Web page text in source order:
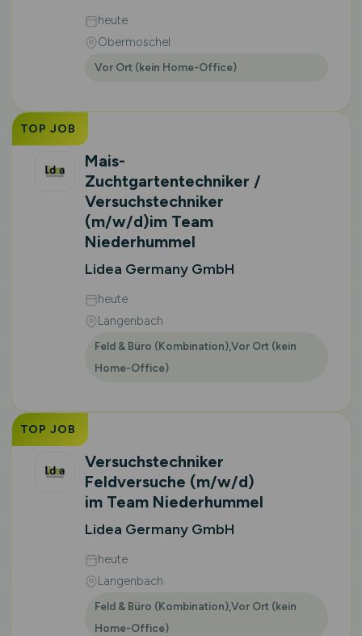
heute
Obermoschel
Vor Ort (kein Home-Office)
TOP JOB
Mais-
Zuchtgartentechniker /
Versuchstechniker
(m/w/d)im Team
Niederhummel
Lidea Germany GmbH
heute
Langenbach
Feld & Büro (Kombination),Vor Ort (kein
Home-Office)
TOP JOB
Versuchstechniker
Feldversuche (m/w/d)
im Team Niederhummel
Lidea Germany GmbH
heute
Langenbach
Feld & Büro (Kombination),Vor Ort (kein
Home-Office)